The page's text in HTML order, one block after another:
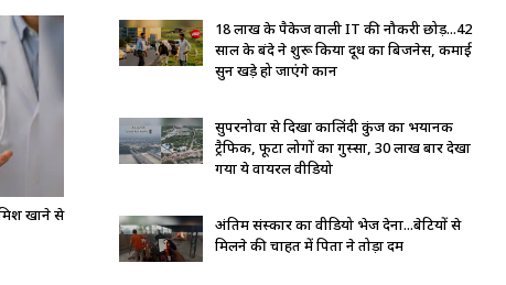
खाने से
18 लाख के पैकेज वाली IT की नौकरी छोड़...42
साल के बंदे ने शुरू किया दूध का बिजनेस, कमाई
सुन खड़े हो जाएंगे कान
सुपरनोवा से दिखा कालिंदी कुंज का भयानक
ट्रैफिक, फूटा लोगों का गुस्सा, 30 लाख बार देखा
गया ये वायरल वीडियो
अंतिम संस्कार का वीडियो भेज देना...बेटियों से
मिलने की चाहत में पिता ने तोड़ा दम